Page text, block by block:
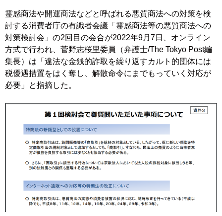
霊感商法や開運商法などと呼ばれる悪質商法への対策を検
討する消費者庁の有識者会議「霊感商法等の悪質商法への
対策検討会」の2回目の会合が2022年9月7日、オンライン
方式で行われ、菅野志桜里委員（弁護士/The Tokyo Post編
集長）は「違法な金銭的詐取を繰り返すカルト的団体には
税優遇措置をはく奪し、解散命令にまでもっていく対応が
必要」と指摘した。